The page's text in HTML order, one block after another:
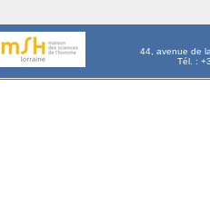
44, avenue de
Tél. :